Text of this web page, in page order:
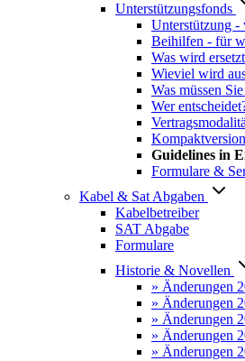
Unterstützungsfonds
Unterstützung -
Beihilfen - für
Was wird
Wieviel wird
Was müssen
Wer
Kompaktversion
Guidelines in
Formulare &
Kabel & Sat Abgaben
Kabelbetreiber
SAT Abgabe
Formulare
Historie & Novellen
» Änderungen
» Änderungen
» Änderungen
» Änderungen
» Änderungen